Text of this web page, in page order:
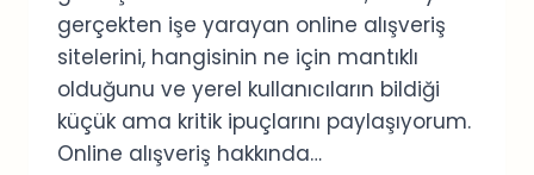
gerçekten işe yarayan online alışveriş
sitelerini, hangisinin ne için mantıklı
olduğunu ve yerel kullanıcıların bildiği
küçük ama kritik ipuçlarını paylaşıyorum.
Online alışveriş hakkında…